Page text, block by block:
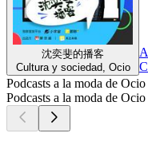
沈奕斐的播客
Cultura y sociedad, Ocio
Podcasts a la moda de Ocio
Podcasts a la moda de Ocio